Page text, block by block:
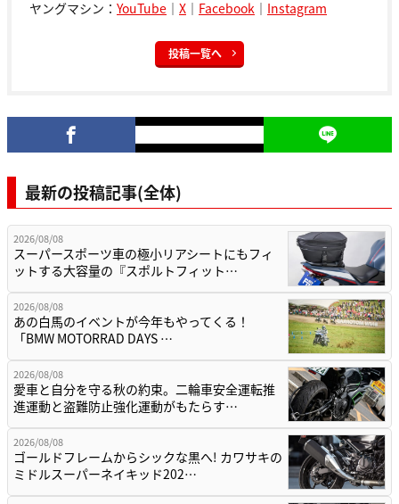
ヤングマシン： YouTube ｜ X ｜ Facebook ｜ Instagram
投稿一覧へ
最新の投稿記事(全体)
2026/08/08
スーパースポーツ車の極小リアシートにもフィ
ットする大容量の『スポルトフィット…
2026/08/08
あの白馬のイベントが今年もやってくる！
「BMW MOTORRAD DAYS …
2026/08/08
愛車と自分を守る秋の約束。二輪車安全運転推
進運動と盗難防止強化運動がもたらす…
2026/08/08
ゴールドフレームからシックな黒へ! カワサキの
ミドルスーパーネイキッド202…